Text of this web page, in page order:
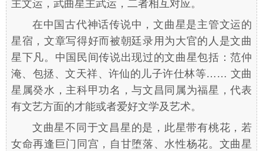
主文运，武曲星主武运，二者相互对应。
在中国古代神话传说中，文曲星是主管文运的
星宿，文章写得好而被朝廷录用为大官的人是文曲
星下凡。中国民间传说出现过的文曲星包括：范仲
淹、包拯、文天祥、许仙的儿子许仕林等…… 文曲
星属癸水，主科甲功名，与文昌同属为福星，代表
有文艺方面的才能或者爱好文学及艺术。
文曲星不同于文昌星的是，此星带有桃花，若
女命再逢巨门同宫，自甘堕落、水性杨花。文曲星